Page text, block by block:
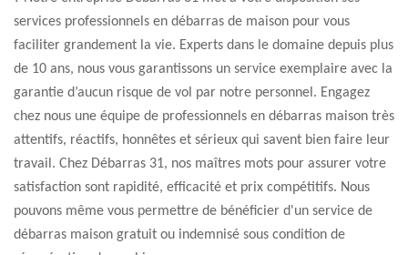
services professionnels en débarras de maison pour vous
faciliter grandement la vie. Experts dans le domaine depuis plus
de 10 ans, nous vous garantissons un service exemplaire avec la
garantie d’aucun risque de vol par notre personnel. Engagez
chez nous une équipe de professionnels en débarras maison très
attentifs, réactifs, honnêtes et sérieux qui savent bien faire leur
travail. Chez Débarras 31, nos maîtres mots pour assurer votre
satisfaction sont rapidité, efficacité et prix compétitifs. Nous
pouvons même vous permettre de bénéficier d'un service de
débarras maison gratuit ou indemnisé sous condition de